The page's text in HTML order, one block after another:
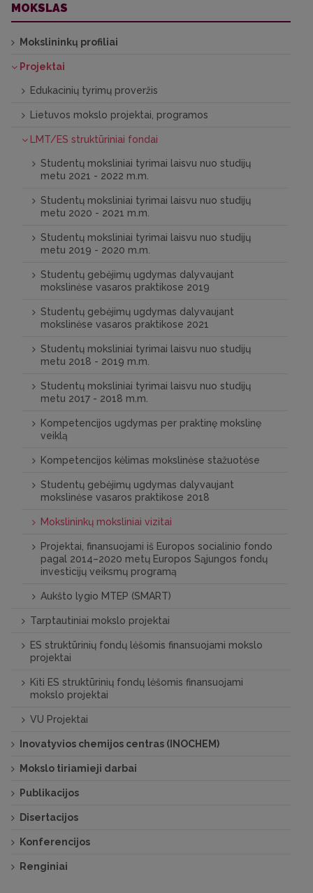
MOKSLAS
Mokslininkų profiliai
Projektai
Edukacinių tyrimų proveržis
Lietuvos mokslo projektai, programos
LMT/ES struktūriniai fondai
Studentų moksliniai tyrimai laisvu nuo studijų
metu 2021 - 2022 m.m.
Studentų moksliniai tyrimai laisvu nuo studijų
metu 2020 - 2021 m.m.
Studentų moksliniai tyrimai laisvu nuo studijų
metu 2019 - 2020 m.m.
Studentų gebėjimų ugdymas dalyvaujant
mokslinėse vasaros praktikose 2019
Studentų gebėjimų ugdymas dalyvaujant
mokslinėse vasaros praktikose 2021
Studentų moksliniai tyrimai laisvu nuo studijų
metu 2018 - 2019 m.m.
Studentų moksliniai tyrimai laisvu nuo studijų
metu 2017 - 2018 m.m.
Kompetencijos ugdymas per praktinę mokslinę
veiklą
Kompetencijos kėlimas mokslinėse stažuotėse
Studentų gebėjimų ugdymas dalyvaujant
mokslinėse vasaros praktikose 2018
Mokslininkų moksliniai vizitai
Projektai, finansuojami iš Europos socialinio fondo
pagal 2014–2020 metų Europos Sąjungos fondų
investicijų veiksmų programą
Aukšto lygio MTEP (SMART)
Tarptautiniai mokslo projektai
ES struktūrinių ­fondų lėšomis finansuojami mokslo
projektai
Kiti ES struktūrinių ­fondų lėšomis finansuojami
mokslo projektai
VU Projektai
Inovatyvios chemijos centras (INOCHEM)
Mokslo tiriamieji darbai
Publikacijos
Disertacijos
Konferencijos
Renginiai